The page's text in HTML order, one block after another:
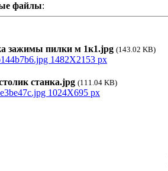
файлы:
зажимы пилки м 1к1.jpg (143.02 KB)
станка.jpg (111.04 KB)